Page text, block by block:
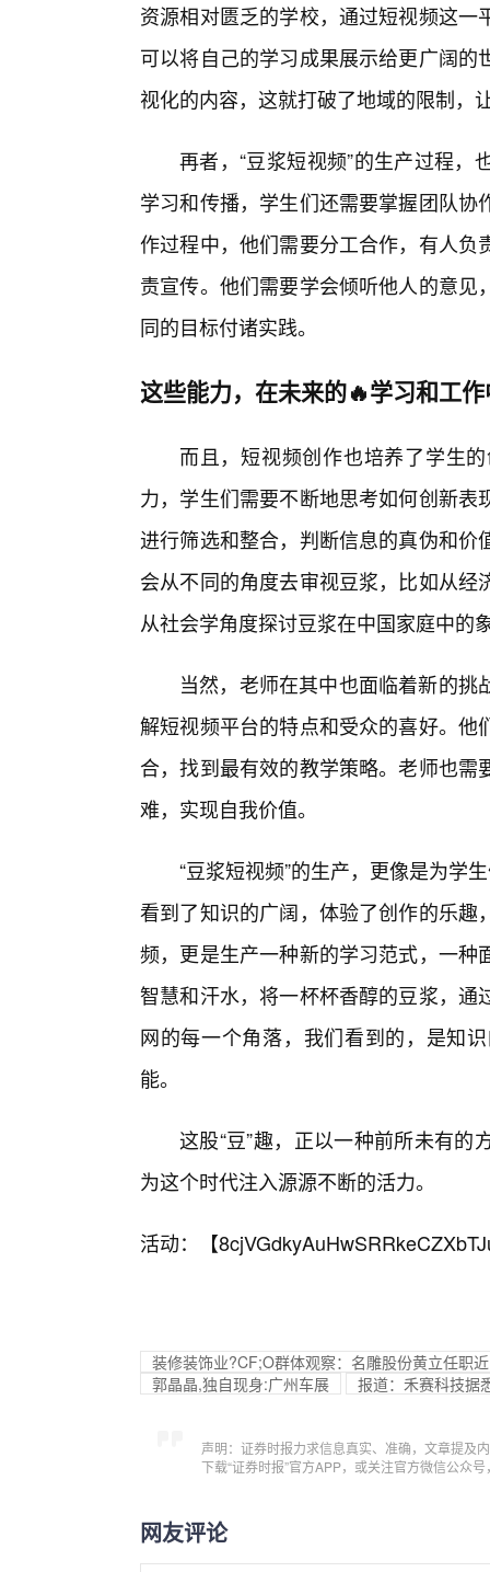
资源相对匮乏的学校，通过短视频这
可以将自己的学习成果展示给更广阔
视化的内容，这就打破了地域的限制，
再者，“豆浆短视频”的生产过程
学习和传播，学生们还需要掌握团队
作过程中，他们需要分工合作，有人
责宣传。他们需要学会倾听他人的意
同的目标付诸实践。
这些能力，在未来的🔥学习和工
而且，短视频创作也培养了学生
力，学生们需要不断地思考如何创新
进行筛选和整合，判断信息的真伪和
会从不同的角度去审视豆浆，比如从
从社会学角度探讨豆浆在中国家庭中的
当然，老师在其中也面临着新的
解短视频平台的特点和受众的喜好。
合，找到最有效的教学策略。老师也
难，实现自我价值。
“豆浆短视频”的生产，更像是为学
看到了知识的广阔，体验了创作的乐
频，更是生产一种新的学习范式，一
智慧和汗水，将一杯杯香醇的豆浆，
网的每一个角落，我们看到的，是知
能。
这股“豆”趣，正以一种前所未有
为这个时代注入源源不断的活力。
活动：【
装修装饰业?CF;O群体观察：名雕股份黄立任职
郭晶晶,独自现身:广州车展
报道：禾赛科技据
声明：证券时报力求信息真实、准确，文章提及
下载“证券时报”官方APP，或关注官方微信公众
网友评论